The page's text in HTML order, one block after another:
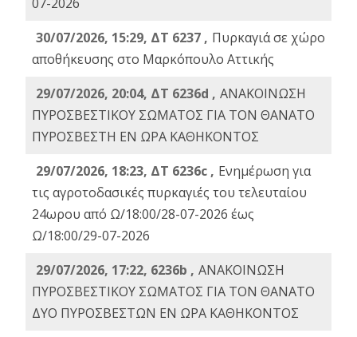
30/07/2026, 15:29, ΔΤ 6237 , Πυρκαγιά σε χώρο
αποθήκευσης στο Μαρκόπουλο Αττικής
29/07/2026, 20:04, ΔΤ 6236d , ΑΝΑΚΟΙΝΩΣΗ
ΠΥΡΟΣΒΕΣΤΙΚΟΥ ΣΩΜΑΤΟΣ ΓΙΑ ΤΟΝ ΘΑΝΑΤΟ
ΠΥΡΟΣΒΕΣΤΗ ΕΝ ΩΡΑ ΚΑΘΗΚΟΝΤΟΣ
29/07/2026, 18:23, ΔΤ 6236c , Ενημέρωση για
τις αγροτοδασικές πυρκαγιές του τελευταίου
24ωρου από Ω/18:00/28-07-2026 έως
Ω/18:00/29-07-2026
29/07/2026, 17:22, 6236b , ΑΝΑΚΟΙΝΩΣΗ
ΠΥΡΟΣΒΕΣΤΙΚΟΥ ΣΩΜΑΤΟΣ ΓΙΑ ΤΟΝ ΘΑΝΑΤΟ
ΔΥΟ ΠΥΡΟΣΒΕΣΤΩΝ ΕΝ ΩΡΑ ΚΑΘΗΚΟΝΤΟΣ